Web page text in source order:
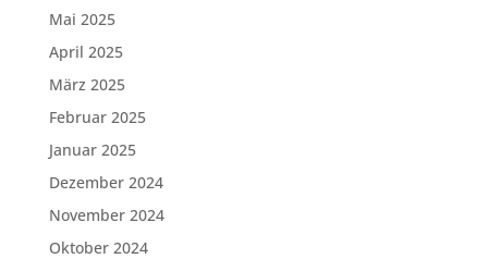
Mai 2025
April 2025
März 2025
Februar 2025
Januar 2025
Dezember 2024
November 2024
Oktober 2024